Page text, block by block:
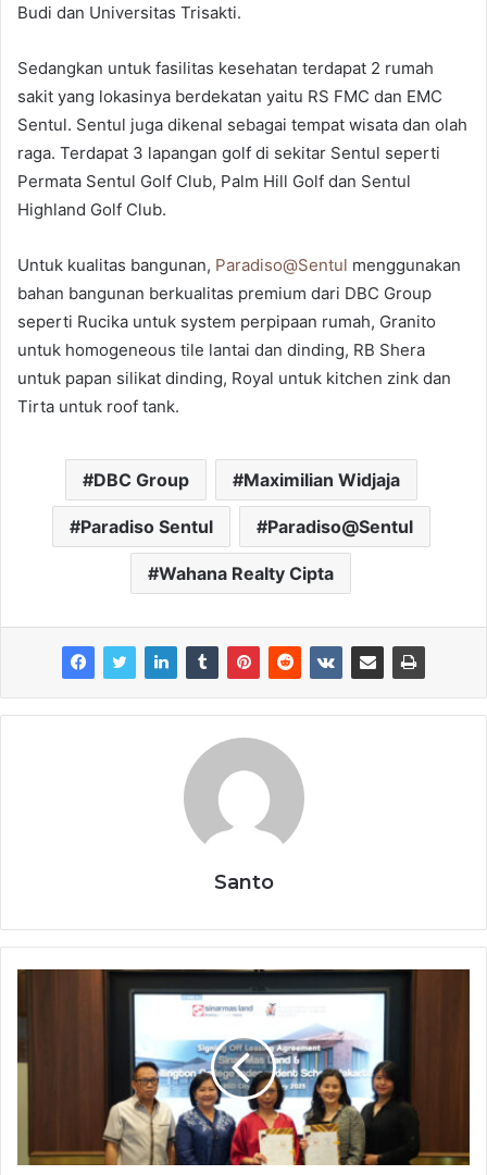
Budi dan Universitas Trisakti.
Sedangkan untuk fasilitas kesehatan terdapat 2 rumah
sakit yang lokasinya berdekatan yaitu RS FMC dan EMC
Sentul. Sentul juga dikenal sebagai tempat wisata dan olah
raga. Terdapat 3 lapangan golf di sekitar Sentul seperti
Permata Sentul Golf Club, Palm Hill Golf dan Sentul
Highland Golf Club.
Untuk kualitas bangunan, Paradiso@Sentul menggunakan
bahan bangunan berkualitas premium dari DBC Group
seperti Rucika untuk system perpipaan rumah, Granito
untuk homogeneous tile lantai dan dinding, RB Shera
untuk papan silikat dinding, Royal untuk kitchen zink dan
Tirta untuk roof tank.
DBC Group Maximilian Widjaja
Paradiso Sentul Paradiso@Sentul
Wahana Realty Cipta
Santo